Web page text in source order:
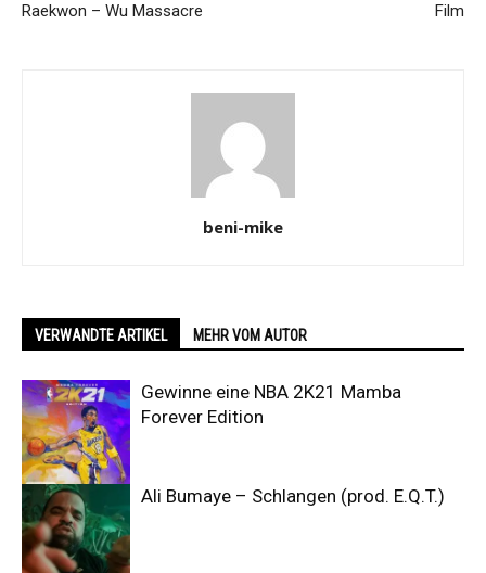
Raekwon – Wu Massacre
Film
beni-mike
VERWANDTE ARTIKEL MEHR VOM AUTOR
Gewinne eine NBA 2K21 Mamba
Forever Edition
Ali Bumaye – Schlangen (prod. E.Q.T.)